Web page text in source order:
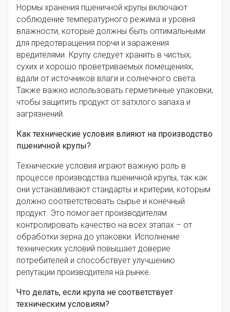
Нормы хранения пшеничной крупы включают
соблюдение температурного режима и уровня
влажности, которые должны быть оптимальными
для предотвращения порчи и заражения
вредителями. Крупу следует хранить в чистых,
сухих и хорошо проветриваемых помещениях,
вдали от источников влаги и солнечного света.
Также важно использовать герметичные упаковки,
чтобы защитить продукт от затхлого запаха и
загрязнений.
Как технические условия влияют на производство
пшеничной крупы?
Технические условия играют важную роль в
процессе производства пшеничной крупы, так как
они устанавливают стандарты и критерии, которым
должно соответствовать сырье и конечный
продукт. Это помогает производителям
контролировать качество на всех этапах – от
обработки зерна до упаковки. Исполнение
технических условий повышает доверие
потребителей и способствует улучшению
репутации производителя на рынке.
Что делать, если крупа не соответствует
техническим условиям?